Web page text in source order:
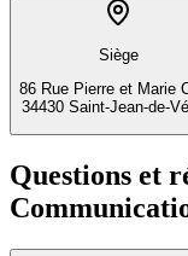
Siège
86 Rue Pierre et Marie
34430 Saint-Jean-de-
Questions et